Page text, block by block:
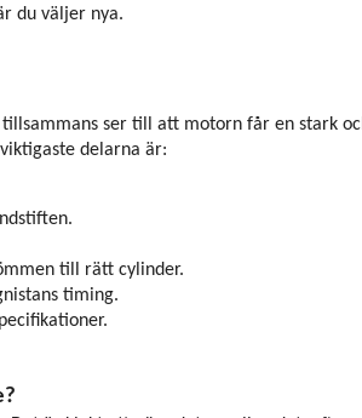
du väljer nya.
ser till att motorn får en stark
delarna är:
till rätt cylinder.
timing.